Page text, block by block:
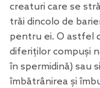
creaturi care se
trăi dincolo de
pentru ei. O astfel
diferiților compuși
în spermidină) sau
îmbătrânirea și